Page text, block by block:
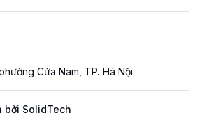
Cửa Nam, TP. Hà Nội
bởi SolidTech